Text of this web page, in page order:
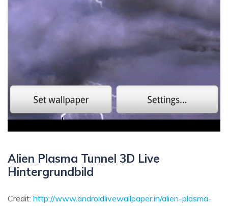
Alien Plasma Tunnel 3D Live
Hintergrundbild
Credit: http://www.androidlivewallpaper.in/alien-plasma-